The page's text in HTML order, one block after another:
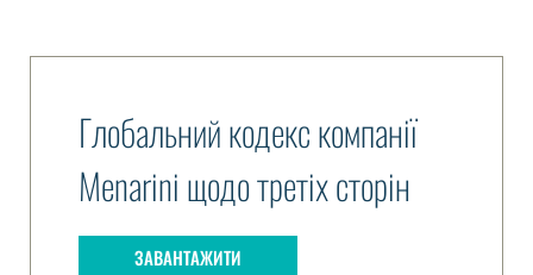
Глобальний кодекс компанії
Menarini щодо третіх сторін
ЗАВАНТАЖИТИ